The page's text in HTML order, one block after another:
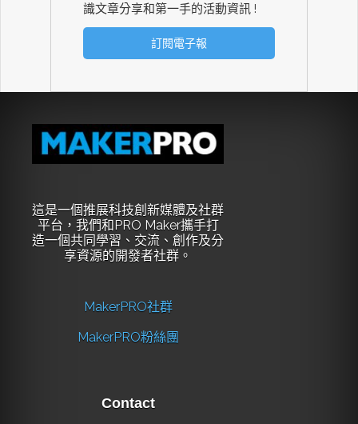
識文章分享和第一手的活動資訊 !
這是一個推展科技創新媒體及社群
平台，我們和PRO Maker攜手打
造一個共同學習、交流、創作及分
享資源的開發者社群。
MakerPRO社群
MakerPRO粉絲團
Contact